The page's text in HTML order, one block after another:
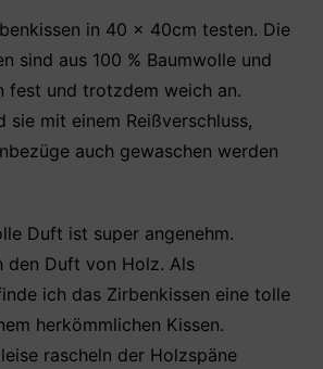
in 40 x 40cm testen. Die
sind aus 100 % Baumwolle und
fest und trotzdem weich an.
sie mit einem Reißverschluss,
auch gewaschen werden
Duft ist super angenehm.
den Duft von Holz. Als
ich das Zirbenkissen eine tolle
herkömmlichen Kissen.
rascheln der Holzspäne